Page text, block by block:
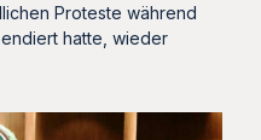
Proteste während
hatte, wieder